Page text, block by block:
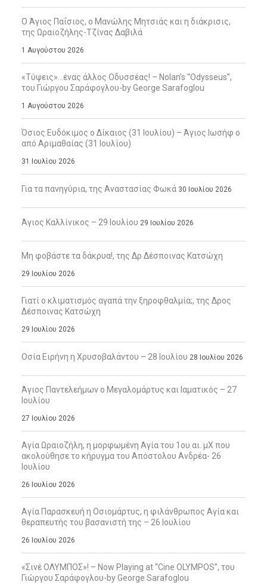
Ο Άγιος Παΐσιος, ο Μανώλης Μητσιάς και η διάκρισις,
της Ωραιοζήλης-Τζίνας Δαβιλά
1 Αυγούστου 2026
«Τύψεις»…ένας άλλος Οδυσσέας! – Nolan’s “Odysseus”,
του Γιώργου Σαράφογλου-by George Sarafoglou
1 Αυγούστου 2026
Όσιος Ευδόκιμος ο Δίκαιος (31 Ιουλίου) – Άγιος Ιωσήφ ο
από Αριμαθαίας (31 Ιουλίου)
31 Ιουλίου 2026
Για τα πανηγύρια, της Αναστασίας Φωκά 30 Ιουλίου 2026
Άγιος Καλλίνικος – 29 Ιουλίου 29 Ιουλίου 2026
Μη φοβάστε τα δάκρυα!, της Δρ Δέσποινας Κατσώχη
29 Ιουλίου 2026
Γιατί ο κλιματισμός αγαπά την ξηροφθαλμία;, της Δρος
Δέσποινας Κατσώχη
29 Ιουλίου 2026
Οσία Ειρήνη η Χρυσοβαλάντου – 28 Ιουλίου 28 Ιουλίου 2026
Άγιος Παντελεήμων ο Μεγαλομάρτυς και Ιαματικός – 27
Ιουλίου
27 Ιουλίου 2026
Αγία Ωραιοζήλη, η μορφωμένη Αγία του 1ου αι. μΧ που
ακολούθησε το κήρυγμα του Απόστολου Ανδρέα- 26
Ιουλίου
26 Ιουλίου 2026
Αγία Παρασκευή η Οσιομάρτυς, η φιλάνθρωπος Αγία και
θεραπευτής του βασανιστή της – 26 Ιουλίου
26 Ιουλίου 2026
«Σινέ ΟΛΥΜΠΟΣ»! – Now Playing at “Cine OLYMPOS”, του
Γιώργου Σαράφογλου-by George Sarafoglou